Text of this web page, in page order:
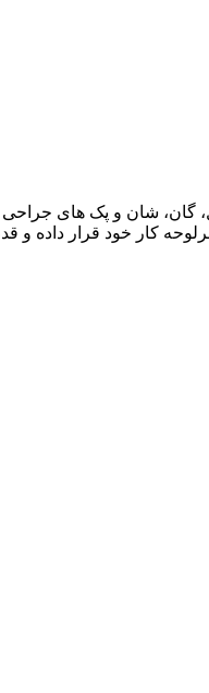
های غیر استریل، گان، شان و پک
کار خود قرار داده